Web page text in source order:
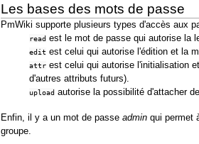
Les bases des mots de passe
PmWiki supporte plusieurs types d'accès aux
readest le mot de passe qui autorise la
edit est celui qui autorise l'édition et la
attrest celui qui autorise l'initialisation
d'autres attributs futurs).
uploadautorise la possibilité d'attacher
Enfin, il y a un mot de passe adminqui permet
groupe.